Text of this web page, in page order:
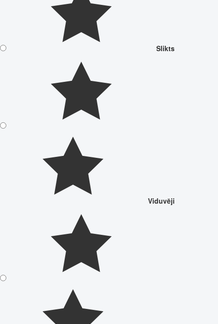
Slikts
Viduvēji